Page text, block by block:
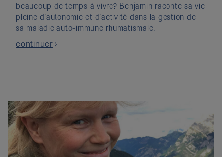
beaucoup de temps à vivre? Benjamin raconte sa vie
pleine d’autonomie et d’activité dans la gestion de
sa maladie auto-immune rhumatismale.
continuer